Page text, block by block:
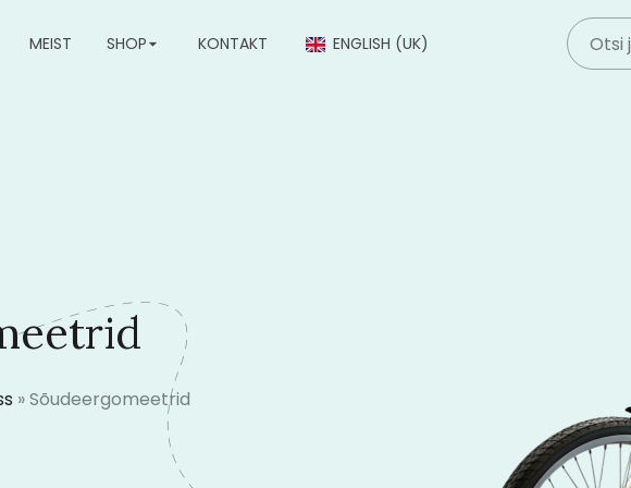
MEIST SHOP KONTAKT ENGLISH (UK)
»Sõudeergomeetrid